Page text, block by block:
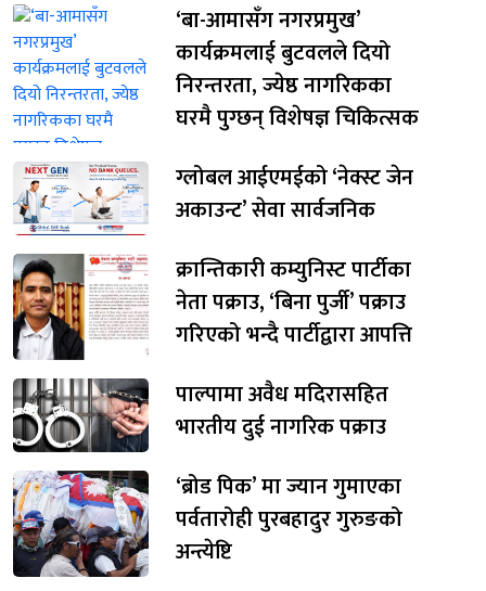
‘बा-आमासँग नगरप्रमुख’
कार्यक्रमलाई बुटवलले दियो
निरन्तरता, ज्येष्ठ नागरिकका
घरमै पुग्छन् विशेषज्ञ चिकित्सक
ग्लोबल आईएमईको ‘नेक्स्ट जेन
अकाउन्ट’ सेवा सार्वजनिक
क्रान्तिकारी कम्युनिस्ट पार्टीका
नेता पक्राउ, ‘बिना पुर्जी’ पक्राउ
गरिएको भन्दै पार्टीद्वारा आपत्ति
पाल्पामा अवैध मदिरासहित
भारतीय दुई नागरिक पक्राउ
‘ब्रोड पिक’ मा ज्यान गुमाएका
पर्वतारोही पुरबहादुर गुरुङको
अन्त्येष्टि